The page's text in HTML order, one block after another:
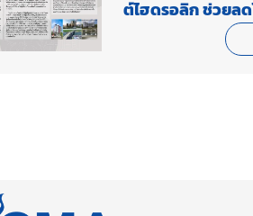
ต์ไฮดรอลิก ช่วยล